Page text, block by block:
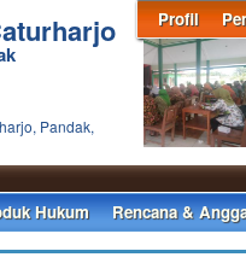
Profil
Pandak,
Hukum Rencana &